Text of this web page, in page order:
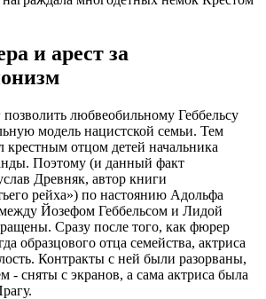
и арест за
любвеобильному Геббельсу
модель нацистской семьи. Тем
отцом детей начальника
Поэтому (и данный факт
Древняк, автор книги
рейха») по настоянию Адольфа
Йозефом Геббельсом и Лидой
Сразу после того, как фюрер
образцового отца семейства, актриса
Контракты с ней были разорваны,
- сняты с экранов, а сама актриса была